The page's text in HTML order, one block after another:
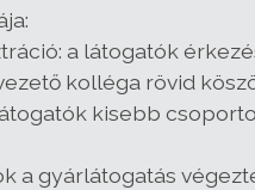
a látogatók
kolléga rövid
kisebb
a gyárlátogatás